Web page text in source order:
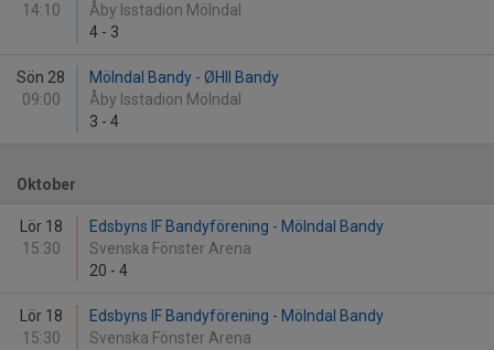
14:10
Åby Isstadion Mölndal
4 - 3
Sön 28
09:00
Mölndal Bandy - ØHIl Bandy
Åby Isstadion Mölndal
3 - 4
Oktober
Lör 18
15:30
Edsbyns IF Bandyförening - Mölndal Bandy
Svenska Fönster Arena
20 - 4
Lör 18
15:30
Edsbyns IF Bandyförening - Mölndal Bandy
Svenska Fönster Arena